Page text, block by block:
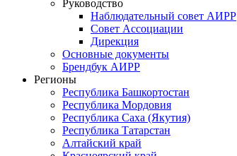
Руководство
Наблюдательный совет АИРР
Совет Ассоциации
Дирекция
Основные документы
Брендбук АИРР
Регионы
Республика Башкортостан
Республика Мордовия
Республика Саха (Якутия)
Республика Татарстан
Алтайский край